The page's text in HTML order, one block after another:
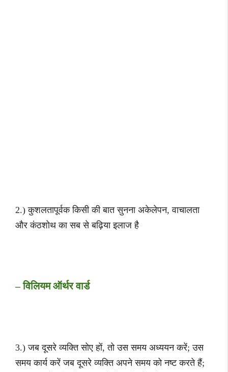
2.) कुशलतापूर्वक किसी की बात सुनना अकेलेपन, वाचालता
और कंठशोथ का सब से बढ़िया इलाज है
– विलियम ऑर्थर वार्ड
3.) जब दूसरे व्यक्ति सोए हों, तो उस समय अध्ययन करें; उस
समय कार्य करें जब दूसरे व्यक्ति अपने समय को नष्ट करते हैं;